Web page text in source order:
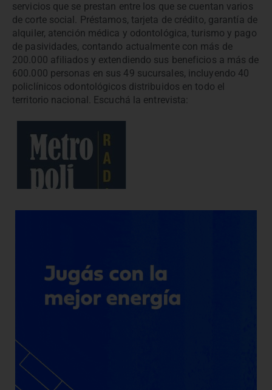
servicios que se prestan entre los que se cuentan varios
de corte social. Préstamos, tarjeta de crédito, garantía de
alquiler, atención médica y odontológica, turismo y pago
de pasividades, contando actualmente con más de
200.000 afiliados y extendiendo sus beneficios a más de
600.000 personas en sus 49 sucursales, incluyendo 40
policlínicos odontológicos distribuidos en todo el
territorio nacional. Escuchá la entrevista: